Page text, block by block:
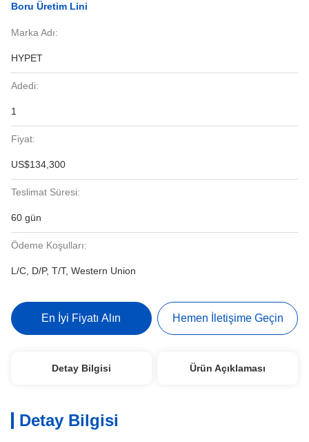
Boru Üretim Lini
Marka Adı:
HYPET
Adedi:
1
Fiyat:
US$134,300
Teslimat Süresi:
60 gün
Ödeme Koşulları:
L/C, D/P, T/T, Western Union
En İyi Fiyatı Alın Hemen İletişime Geçin
Detay Bilgisi Ürün Açıklaması
Detay Bilgisi